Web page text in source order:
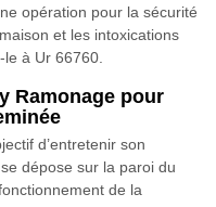
opération pour la sécurité
et les intoxications
à Ur 66760.
Ramonage pour
d’entretenir son
dépose sur la paroi du
de la